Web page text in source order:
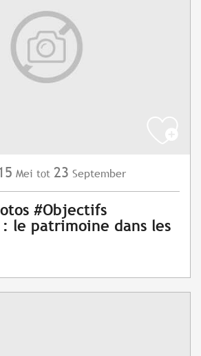
Mei tot 23 September
#Objectifs
: le patrimoine dans les